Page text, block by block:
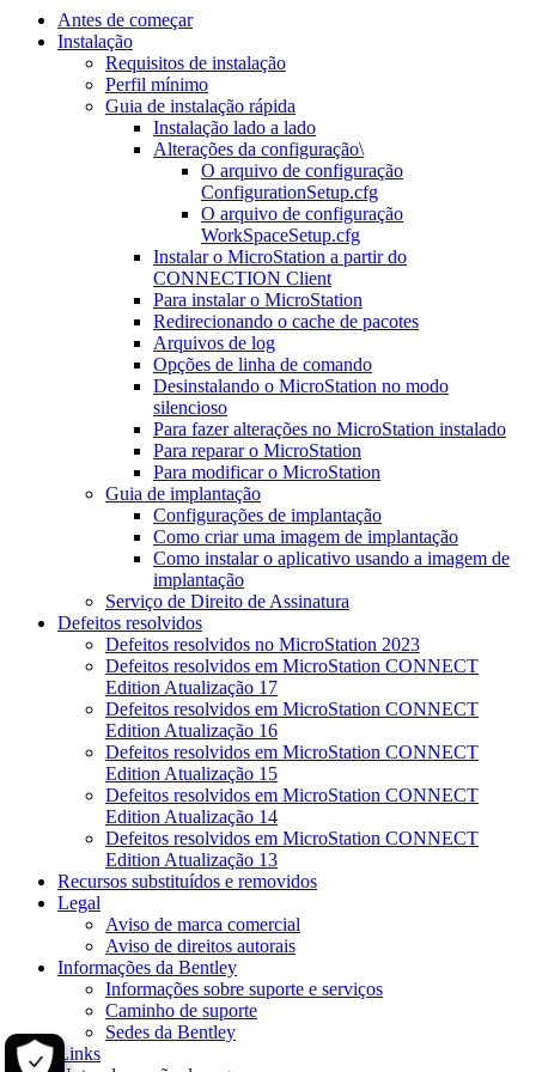
Antes de começar
Instalação
Requisitos de instalação
Perfil mínimo
Guia de instalação rápida
Instalação lado a lado
Alterações da configuração\
O arquivo de configuração
ConfigurationSetup.cfg
O arquivo de configuração
WorkSpaceSetup.cfg
Instalar o MicroStation a partir do
CONNECTION Client
Para instalar o MicroStation
Redirecionando o cache de pacotes
Arquivos de log
Opções de linha de comando
Desinstalando o MicroStation no modo
silencioso
Para fazer alterações no MicroStation instalado
Para reparar o MicroStation
Para modificar o MicroStation
Guia de implantação
Configurações de implantação
Como criar uma imagem de implantação
Como instalar o aplicativo usando a imagem de
implantação
Serviço de Direito de Assinatura
Defeitos resolvidos
Defeitos resolvidos no MicroStation 2023
Defeitos resolvidos em MicroStation CONNECT
Edition Atualização 17
Defeitos resolvidos em MicroStation CONNECT
Edition Atualização 16
Defeitos resolvidos em MicroStation CONNECT
Edition Atualização 15
Defeitos resolvidos em MicroStation CONNECT
Edition Atualização 14
Defeitos resolvidos em MicroStation CONNECT
Edition Atualização 13
Recursos substituídos e removidos
Legal
Aviso de marca comercial
Aviso de direitos autorais
Informações da Bentley
Informações sobre suporte e serviços
Caminho de suporte
Sedes da Bentley
Links